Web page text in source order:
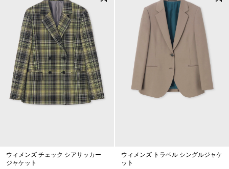
ウィメンズ チェック シアサッカー
ジャケット
ウィメンズ トラベル シングルジャケ
ット